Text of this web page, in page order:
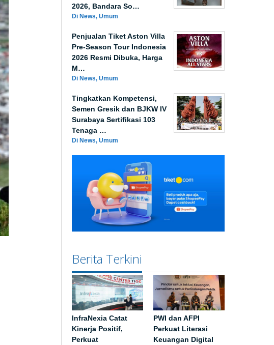
2026, Bandara So…
Di News, Umum
Penjualan Tiket Aston Villa
Pre-Season Tour Indonesia
2026 Resmi Dibuka, Harga
M…
Di News, Umum
Tingkatkan Kompetensi,
Semen Gresik dan BJKW IV
Surabaya Sertifikasi 103
Tenaga …
Di News, Umum
Berita Terkini
InfraNexia Catat
Kinerja Positif,
Perkuat
PWI dan AFPI
Perkuat Literasi
Keuangan Digital